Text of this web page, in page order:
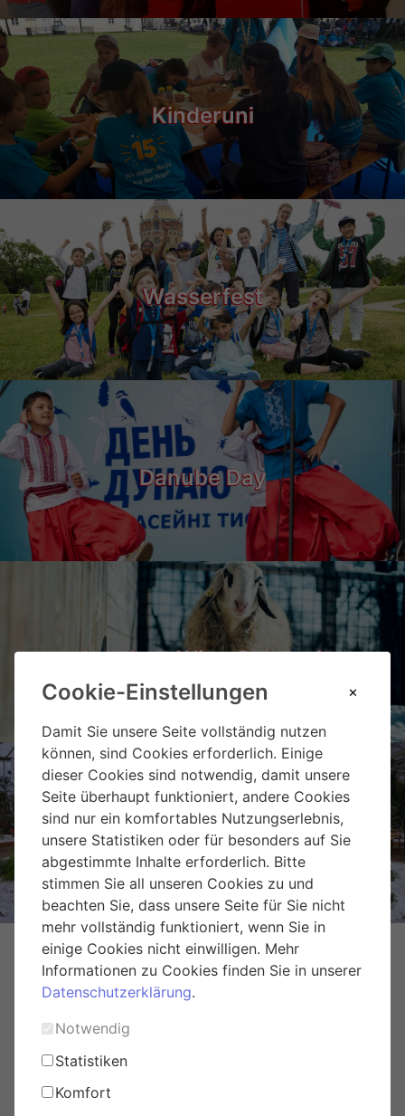
Cookie-Einstellungen
Damit Sie unsere Seite vollständig nutzen
können, sind Cookies erforderlich. Einige
dieser Cookies sind notwendig, damit unsere
Seite überhaupt funktioniert, andere Cookies
sind nur ein komfortables Nutzungserlebnis,
unsere Statistiken oder für besonders auf Sie
abgestimmte Inhalte erforderlich. Bitte
stimmen Sie all unseren Cookies zu und
beachten Sie, dass unsere Seite für Sie nicht
mehr vollständig funktioniert, wenn Sie in
einige Cookies nicht einwilligen. Mehr
Informationen zu Cookies finden Sie in unserer
Datenschutzerklärung.
Notwendig
Statistiken
Komfort
Kinderuni
Wasserfest
Danube Day
Landgut Wien Cobenzl
Weihnachtsmarkt Hirschstetten